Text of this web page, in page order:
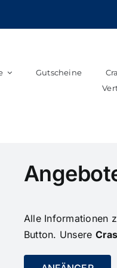
Gutscheine
Alle Informationen
Button. Unsere